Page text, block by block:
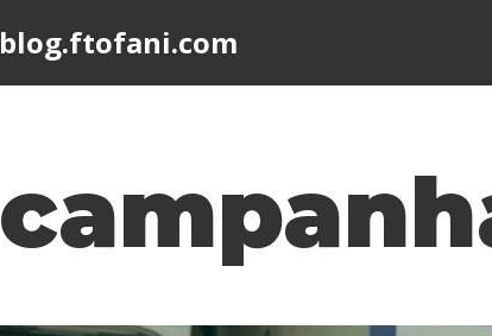
blog.ftofani.com